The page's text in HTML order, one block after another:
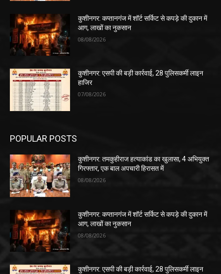
कुशीनगर: कप्तानगंज में शॉर्ट सर्किट से कपड़े की दुकान में
आग, लाखों का नुकसान
08/08/2026
कुशीनगर: एसपी की बड़ी कार्रवाई, 28 पुलिसकर्मी लाइन
हाजिर
07/08/2026
POPULAR POSTS
कुशीनगर: तमकुहीराज हत्याकांड का खुलासा, 4 अभियुक्त
गिरफ्तार, एक बाल अपचारी हिरासत में
08/08/2026
कुशीनगर: कप्तानगंज में शॉर्ट सर्किट से कपड़े की दुकान में
आग, लाखों का नुकसान
08/08/2026
कुशीनगर: एसपी की बड़ी कार्रवाई, 28 पुलिसकर्मी लाइन